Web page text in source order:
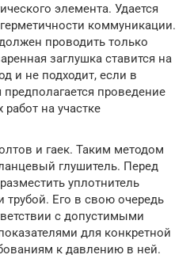
элемента. Удается
коммуникации.
проводить только
заглушка ставится на
и не подходит, если в
проведение
на участке
и гаек. Таким методом
глушитель. Перед
уплотнитель
Его в свою очередь
с допустимыми
для конкретной
к давлению в ней.